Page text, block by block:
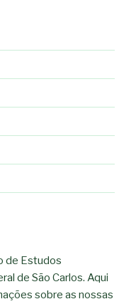
de Estudos
de São Carlos. Aqui
sobre as nossas